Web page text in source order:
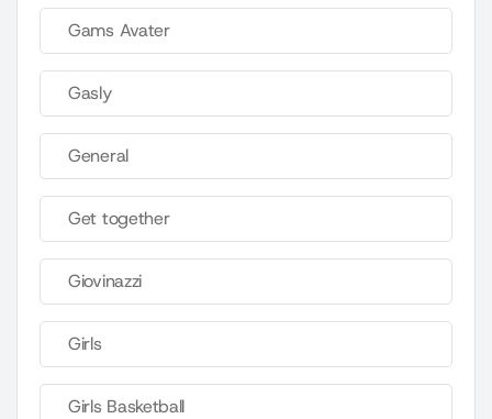
Gams Avater
Gasly
General
Get together
Giovinazzi
Girls
Girls Basketball